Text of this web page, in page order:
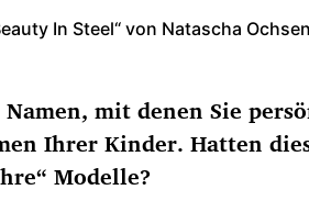
In Steel“ von Natascha
mit denen Sie
Ihrer Kinder. Hatten
Modelle?